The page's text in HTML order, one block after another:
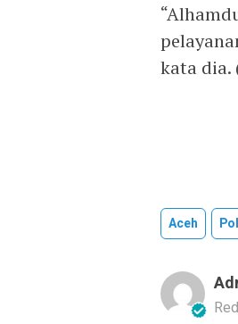
kata dia.
Aceh